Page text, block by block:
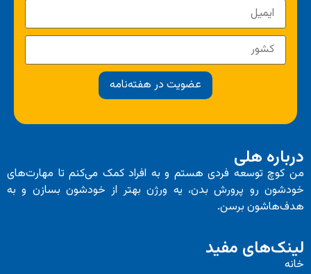
عضویت در هفته‌نامه
درباره هلی
من کوچ توسعه فردی هستم و به افراد کمک می‌کنم تا مهارت‌های
خودشون رو پرورش بدن، یه ورژن بهتر از خودشون بسازن و به
هدف‌هاشون برسن.
لینک‌های مفید
خانه